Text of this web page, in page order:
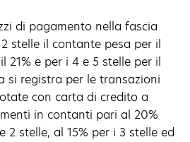
di pagamento nella fascia
stelle il contante pesa per il
21% e per i 4 e 5 stelle per il
si registra per le transazioni
con carta di credito a
in contanti pari al 20%
2 stelle, al 15% per i 3 stelle ed